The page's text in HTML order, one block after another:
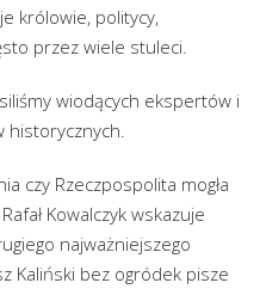
królowie, politycy,
przez wiele stuleci.
wiodących ekspertów i
czy Rzeczpospolita mogła
Kowalczyk wskazuje
najważniejszego
Kaliński bez ogródek pisze